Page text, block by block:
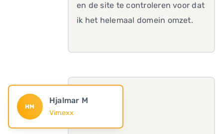
en de site te controleren voor dat
ik het helemaal domein omzet.
HM
Hjalmar M
Vimexx